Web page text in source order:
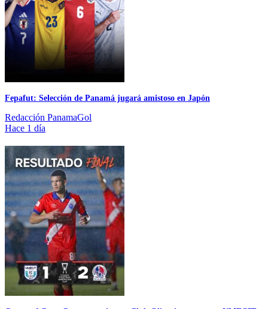
Fepafut: Selección de Panamá jugará amistoso en Japón
Redacción PanamaGol
Hace 1 día